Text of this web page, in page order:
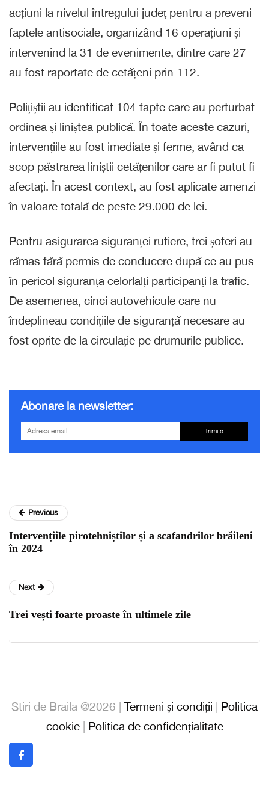
acțiuni la nivelul întregului județ pentru a preveni
faptele antisociale, organizând 16 operațiuni și
intervenind la 31 de evenimente, dintre care 27
au fost raportate de cetățeni prin 112.
Polițiștii au identificat 104 fapte care au perturbat
ordinea și liniștea publică. În toate aceste cazuri,
intervențiile au fost imediate și ferme, având ca
scop păstrarea liniștii cetățenilor care ar fi putut fi
afectați. În acest context, au fost aplicate amenzi
în valoare totală de peste 29.000 de lei.
Pentru asigurarea siguranței rutiere, trei șoferi au
rămas fără permis de conducere după ce au pus
în pericol siguranța celorlalți participanți la trafic.
De asemenea, cinci autovehicule care nu
îndeplineau condițiile de siguranță necesare au
fost oprite de la circulație pe drumurile publice.
Abonare la newsletter:
Trimite
Previous
Intervențiile pirotehniștilor și a scafandrilor brăileni
în 2024
Next
Trei vești foarte proaste în ultimele zile
Stiri de Braila @2026 | Termeni și condiții | Politica
cookie| Politica de confidențialitate